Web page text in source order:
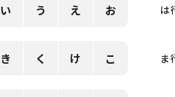
い う え お
き く け こ
は
ま